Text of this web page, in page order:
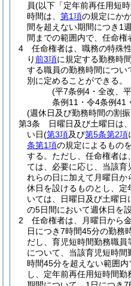
員(以下「定年前再任用短
時間は、 第1項の規定にか
間を超えない期間につき1
間までの範囲内で、任命権
4
任命権者は、職務の特殊
り前3項に規定する勤務時
する職員の勤務時間につい
別に定めることができる。
(平7条例4・全改、
条例11・令4条例41
(週休日及び勤務時間の割
第3条
日曜日及び土曜日は
い日(第3項及び第5条第2項
条第1項の規定によるもの
する。 ただし、任命権者は
ては、必要に応じ、当該育
れらの日に加えて月曜日か
休日を設けるものとし、定
いては、日曜日及び土曜
の5日間において週休日を
2
任命権者は、月曜日から
日につき7時間45分の勤務
だし、育児短時間勤務職
について、当該育児短時
時間45分を超えない範囲
し、定年前再任用短時間